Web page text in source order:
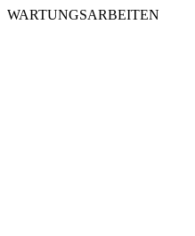
WARTUNGSARBEITEN